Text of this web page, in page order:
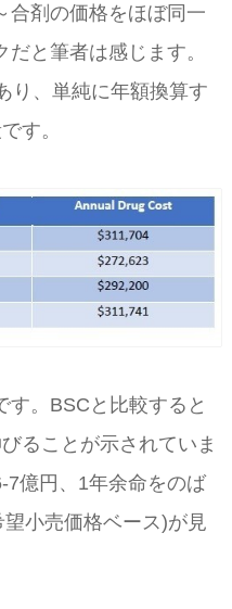
合剤の価格をほぼ同一
と筆者は感じます。
り、単純に年額換算す
す。
す。BSCと比較すると
ることが示されていま
7億円、1年余命をのば
小売価格ベース)が見